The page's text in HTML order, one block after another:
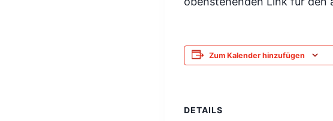
Zum Kalender hinzufügen
DETAILS